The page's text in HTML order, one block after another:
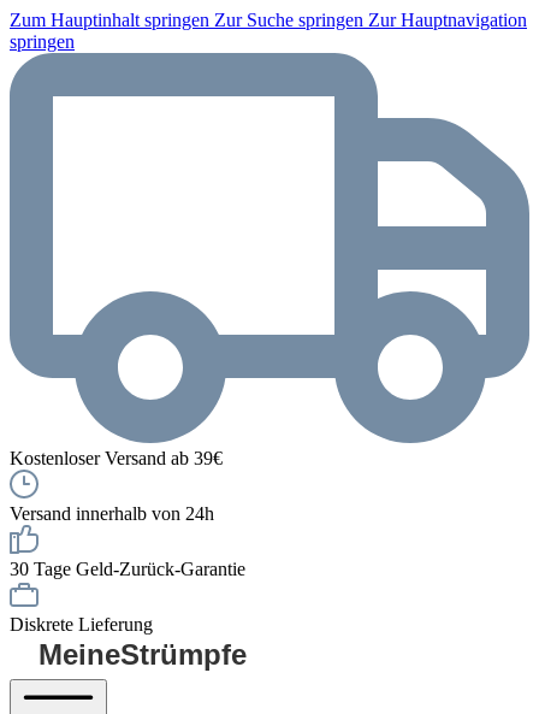
Zum Hauptinhalt springen Zur Suche springen Zur Hauptnavigation
springen
Kostenloser Versand ab 39€
Versand innerhalb von 24h
30 Tage Geld-Zurück-Garantie
Diskrete Lieferung
MeineStrümpfe